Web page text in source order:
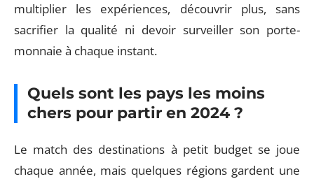
multiplier les expériences, découvrir plus, sans
sacrifier la qualité ni devoir surveiller son porte-
monnaie à chaque instant.
Quels sont les pays les moins
chers pour partir en 2024 ?
Le match des destinations à petit budget se joue
chaque année, mais quelques régions gardent une